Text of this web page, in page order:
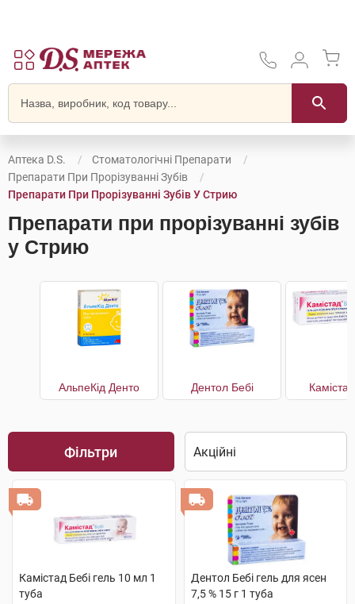
Аптека D.S.
Стоматологічні Препарати
Препарати При Прорізуванні Зубів
Препарати При Прорізуванні Зубів У Стрию
Препарати при прорізуванні зубів
у Стрию
АльпеКід Денто Дентол Бебі
Фільтри
Камістад Бебі гель 10 мл 1
туба
Дентол Бебі гель для ясен
7,5 % 15 г 1 туба